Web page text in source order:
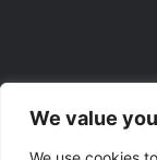
We value
ALTRO